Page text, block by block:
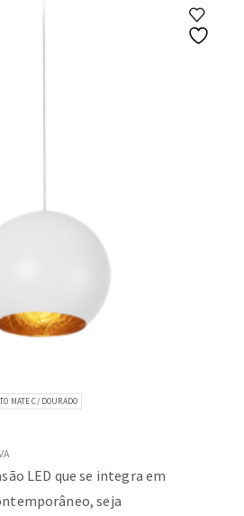
MATE C/ DOURADO
€
LED que se integra em
seja